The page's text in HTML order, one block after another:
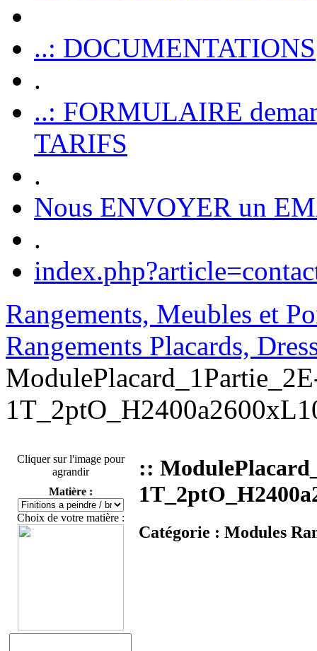
..: DOCUMENTATIONS
.
..: FORMULAIRE
TARIFS
.
Nous ENVOYER un
.
Rangements, Meubles et
Rangements Placards,
Cliquer sur l'image pour
agrandir
Matière :
Choix de votre matière :
::
Catégorie : Modules